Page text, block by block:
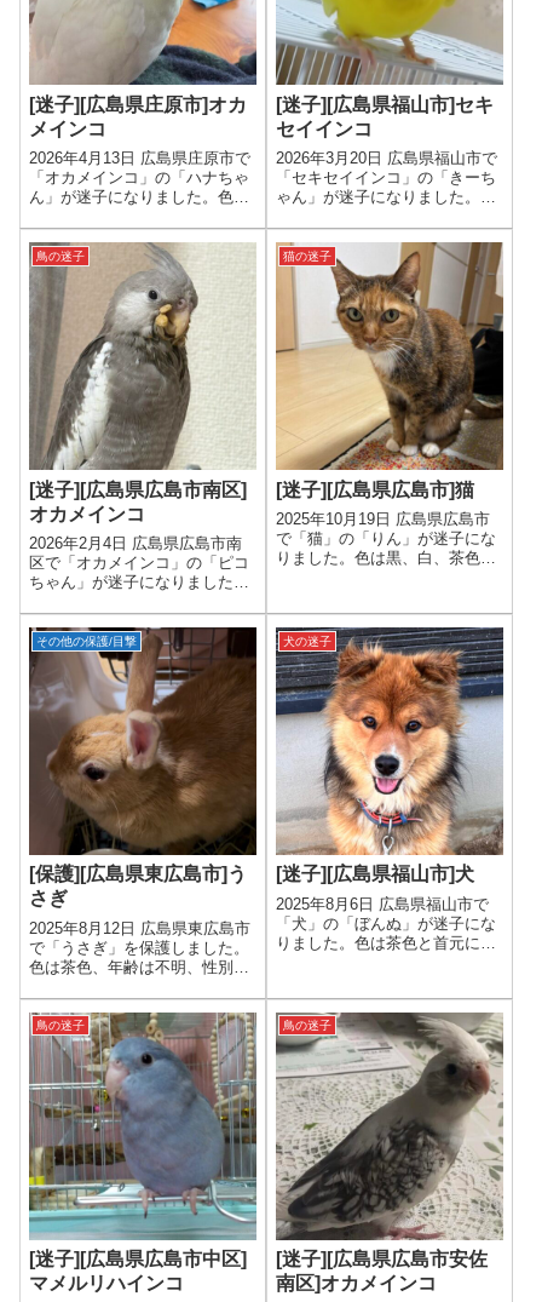
[迷子][広島県庄原市]オカ
メインコ
2026年4月13日 広島県庄原市で
「オカメインコ」の「ハナちゃ
ん」が迷子になりました。色は
がある、年齢は1才、性別は女
の子です。
[迷子][広島県福山市]セキ
セイインコ
2026年3月20日 広島県福山市で
「セキセイインコ」の「きーち
ゃん」が迷子になりました。色
の子です。
鳥の迷子
[迷子][広島県広島市南区]
オカメインコ
2026年2月4日 広島県広島市南
区で「オカメインコ」の「ピコ
ちゃん」が迷子になりました。
1才以下、性別は不明です。
猫の迷子
[迷子][広島県広島市]猫
2025年10月19日 広島県広島市
で「猫」の「りん」が迷子にな
りました。色は黒、白、茶色、
その他の保護/目撃
[保護][広島県東広島市]う
さぎ
2025年8月12日 広島県東広島市
で「うさぎ」を保護しました。
色は茶色、年齢は不明、性別は
犬の迷子
[迷子][広島県福山市]犬
2025年8月6日 広島県福山市で
「犬」の「ぼんぬ」が迷子にな
りました。色は茶色と首元に少
鳥の迷子
[迷子][広島県広島市中区]
マメルリハインコ
鳥の迷子
[迷子][広島県広島市安佐
南区]オカメインコ